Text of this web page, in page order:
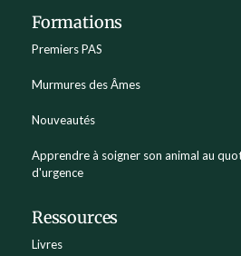
Formations
Premiers PAS
Murmures des Âmes
Nouveautés
Apprendre à soigner son animal au
d'urgence
Ressources
Livres